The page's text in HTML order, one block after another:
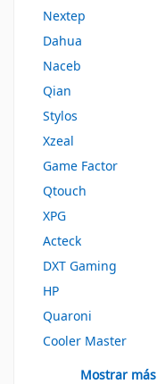
Nextep
Dahua
Naceb
Qian
Stylos
Xzeal
Game Factor
Qtouch
XPG
Acteck
DXT Gaming
HP
Quaroni
Cooler Master
Mostrar más